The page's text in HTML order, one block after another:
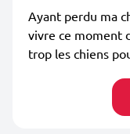
Ayant perdu ma
vivre ce moment
trop les chiens